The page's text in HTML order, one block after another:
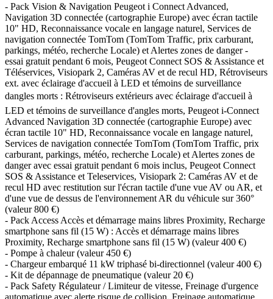
- Pack Vision & Navigation Peugeot i Connect Advanced,
Navigation 3D connectée (cartographie Europe) avec écran tactile
10" HD, Reconnaissance vocale en langage naturel, Services de
navigation connectée TomTom (TomTom Traffic, prix carburant,
parkings, météo, recherche Locale) et Alertes zones de danger -
essai gratuit pendant 6 mois, Peugeot Connect SOS & Assistance et
Téléservices, Visiopark 2, Caméras AV et de recul HD, Rétroviseurs
ext. avec éclairage d'accueil à LED et témoins de surveillance
dangles morts : Rétroviseurs extérieurs avec éclairage d'accueil à
LED et témoins de surveillance d'angles morts, Peugeot i-Connect
Advanced Navigation 3D connectée (cartographie Europe) avec
écran tactile 10" HD, Reconnaissance vocale en langage naturel,
Services de navigation connectée TomTom (TomTom Traffic, prix
carburant, parkings, météo, recherche Locale) et Alertes zones de
danger avec essai gratuit pendant 6 mois inclus, Peugeot Connect
SOS & Assistance et Teleservices, Visiopark 2: Caméras AV et de
recul HD avec restitution sur l'écran tactile d'une vue AV ou AR, et
d'une vue de dessus de l'environnement AR du véhicule sur 360°
(valeur800 €)
- Pack Access Accès et démarrage mains libres Proximity, Recharge
smartphone sans fil (15 W) : Accès et démarrage mains libres
Proximity, Recharge smartphone sans fil (15 W) (valeur400 €)
- Pompe à chaleur(valeur450 €)
- Chargeur embarqué 11 kW triphasé bi-directionnel (valeur400 €)
- Kit de dépannage de pneumatique (valeur 20 €)
- Pack Safety Régulateur / Limiteur de vitesse, Freinage d'urgence
automatique avec alerte risque de collision, Freinage automatique